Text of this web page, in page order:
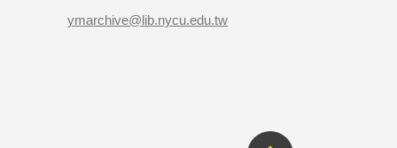
ymarchive@lib.nycu.edu.tw